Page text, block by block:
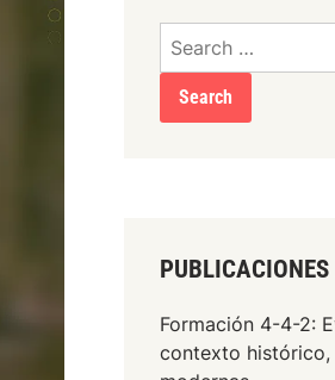
Search
PUBLICACIONES
Formación 4-4-2:
contexto histórico,